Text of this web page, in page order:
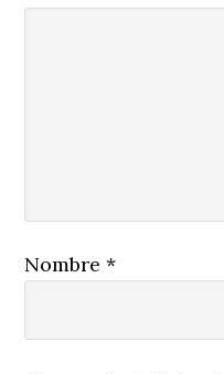
Nombre*